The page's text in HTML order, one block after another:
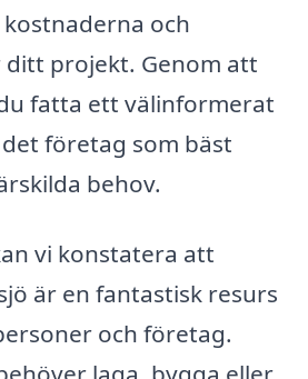
och
projekt. Genom att
fatta ett välinformerat
företag som bäst
behov.
vi konstatera att
är en fantastisk resurs
och företag.